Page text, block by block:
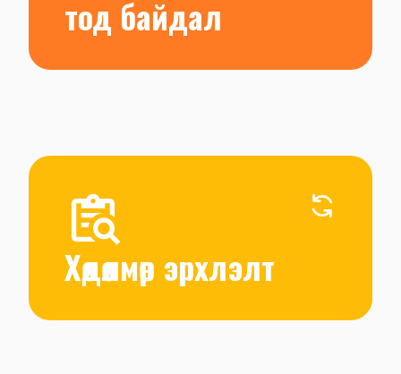
тод байдал
тавихад ИНБ-ын гүйцэтгэх үүргийг
Хөдөлмөр эрхлэлт
3.1. Хөдөлмөр эрхлэлтийг дэмжих үндэсний
хөтөлбөрүүдийг сайжруулж, уялдааг хангах
3.2. Инновац, гарааны бизнес, бизнес